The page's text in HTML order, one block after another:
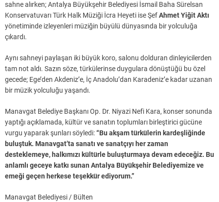
sahne alırken; Antalya Büyükşehir Belediyesi İsmail Baha Sürelsan
Konservatuvarı Türk Halk Müziği İcra Heyeti ise ŞefAhmet Yiğit Aktı
yönetiminde izleyenleri müziğin büyülü dünyasında bir yolculuğa
çıkardı.
Aynı sahneyi paylaşan iki büyük koro, salonu dolduran dinleyicilerden
tam not aldı. Sazın söze, türkülerinse duygulara dönüştüğü bu özel
gecede; Ege’den Akdeniz’e, İç Anadolu’dan Karadeniz’e kadar uzanan
bir müzik yolculuğu yaşandı.
Manavgat Belediye Başkanı Op. Dr. Niyazi Nefi Kara, konser sonunda
yaptığı açıklamada, kültür ve sanatın toplumları birleştirici gücüne
vurgu yaparak şunları söyledi:“Bu akşam türkülerin kardeşliğinde
buluştuk. Manavgat’ta sanatı ve sanatçıyı her zaman
desteklemeye, halkımızı kültürle buluşturmaya devam edeceğiz. Bu
anlamlı geceye katkı sunan Antalya Büyükşehir Belediyemize ve
emeği geçen herkese teşekkür ediyorum.”
Manavgat Belediyesi / Bülten